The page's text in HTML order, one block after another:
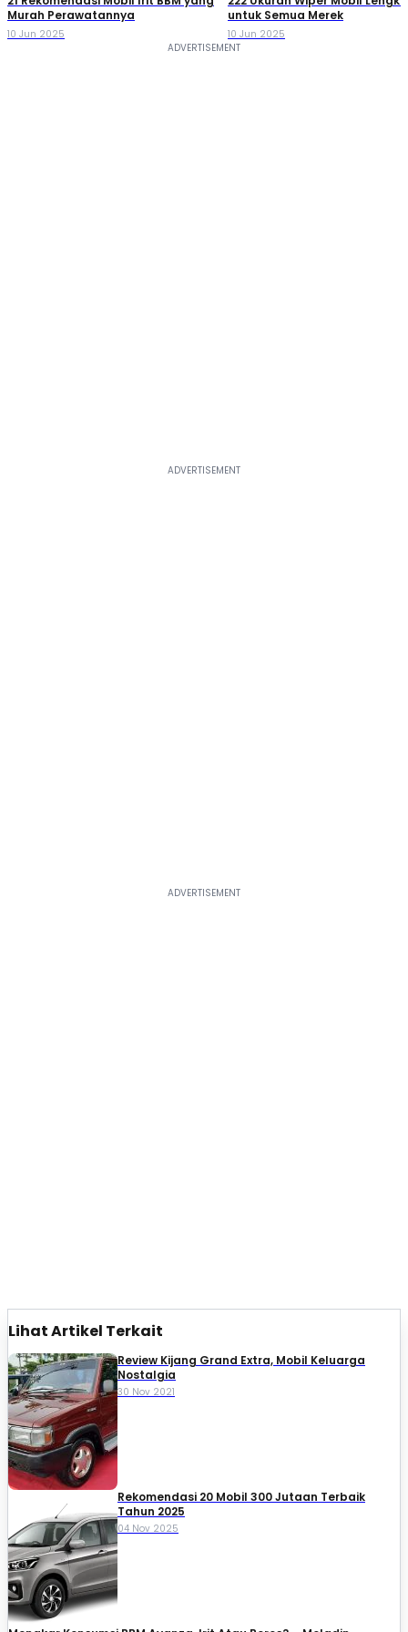
Murah Perawatannya
10 Jun 2025
untuk Semua Merek
10 Jun 2025
Lihat Artikel Terkait
Review Kijang Grand Extra, Mobil Keluarga
Nostalgia
30 Nov 2021
Rekomendasi 20 Mobil 300 Jutaan Terbaik
Tahun 2025
04 Nov 2025